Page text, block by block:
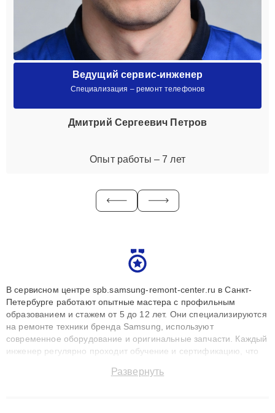
Ведущий сервис-инженер
Специализация – ремонт телефонов
Дмитрий Сергеевич Петров
Опыт работы – 7 лет
В сервисном центре spb.samsung-remont-center.ru в Санкт-
Петербурге работают опытные мастера с профильным
образованием и стажем от 5 до 12 лет. Они специализируются
на ремонте техники бренда Samsung, используют
современное оборудование и оригинальные запчасти. Каждый
инженер регулярно проходит обучение и сертификацию, что
восстанавливать технику с сохранением гарантии до 3 лет.
Развернуть